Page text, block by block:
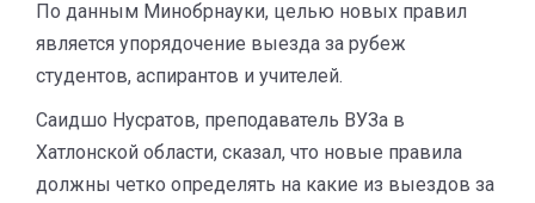
По данным Минобрнауки, целью новых правил
является упорядочение выезда за рубеж
студентов, аспирантов и учителей.
Саидшо Нусратов, преподаватель ВУЗа в
Хатлонской области, сказал, что новые правила
должны четко определять на какие из выездов за